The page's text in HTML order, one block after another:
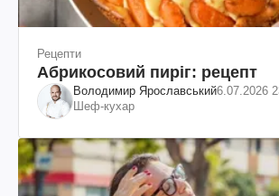
Рецепти
Абрикосовий пиріг: рецепт
Володимир Ярославський6.07.2026
Шеф-кухар